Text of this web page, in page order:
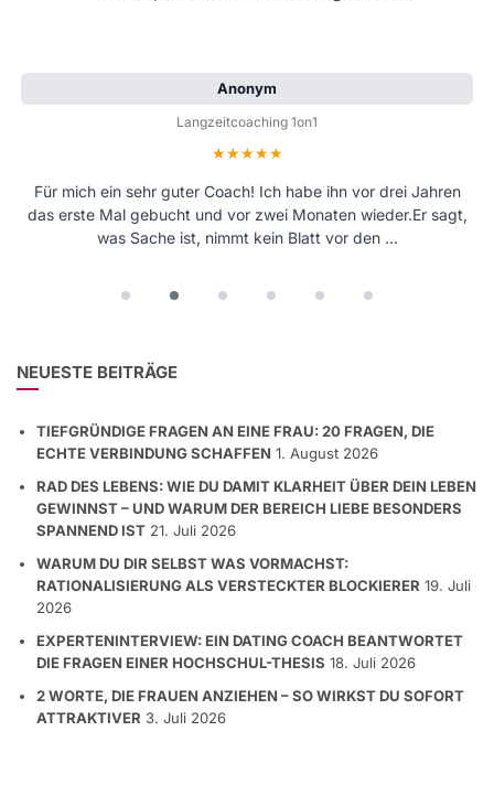
Anonym
Langzeitcoaching 1on1
Bewertung: 5 von 5 Sternen
Für mich ein sehr guter Coach! Ich habe ihn vor drei Jahren
das erste Mal gebucht und vor zwei Monaten wieder.Er sagt,
was Sache ist, nimmt kein Blatt vor den …
NEUESTE BEITRÄGE
TIEFGRÜNDIGE FRAGEN AN EINE FRAU: 20 FRAGEN, DIE
ECHTE VERBINDUNG SCHAFFEN 1. August 2026
RAD DES LEBENS: WIE DU DAMIT KLARHEIT ÜBER DEIN LEBEN
GEWINNST – UND WARUM DER BEREICH LIEBE BESONDERS
SPANNEND IST 21. Juli 2026
WARUM DU DIR SELBST WAS VORMACHST:
RATIONALISIERUNG ALS VERSTECKTER BLOCKIERER 19. Juli
2026
EXPERTENINTERVIEW: EIN DATING COACH BEANTWORTET
DIE FRAGEN EINER HOCHSCHUL-THESIS 18. Juli 2026
2 WORTE, DIE FRAUEN ANZIEHEN – SO WIRKST DU SOFORT
ATTRAKTIVER 3. Juli 2026